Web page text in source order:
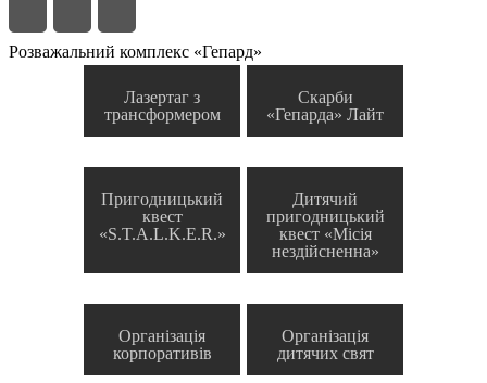
Розважальний комплекс «Гепард»
Лазертаг з
трансформером
Скарби
«Гепарда» Лайт
Пригодницький
квест
«S.T.A.L.K.E.R.»
Дитячий
пригодницький
квест «Місія
нездійсненна»
Організація
корпоративів
Організація
дитячих свят